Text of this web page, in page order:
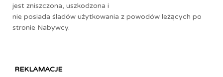
jest zniszczona, uszkodzona i
nie posiada śladów użytkowania z powodów leżących po
stronie Nabywcy.
REKLAMACJE